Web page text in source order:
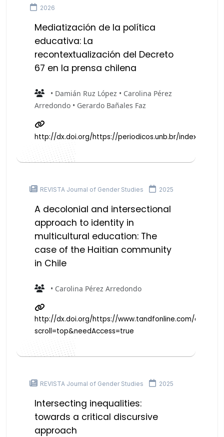
2026
Mediatización de la política
educativa: La
recontextualización del Decreto
67 en la prensa chilena
• Damián Ruz López • Carolina Pérez
Arredondo • Gerardo Bañales Faz
http://dx.doi.org/https://periodicos.unb.br/index.php/
REVISTA Journal of Gender Studies 2025
A decolonial and intersectional
approach to identity in
multicultural education: The
case of the Haitian community
in Chile
• Carolina Pérez Arredondo
http://dx.doi.org/https://www.tandfonline.com/doi/full/
scroll=top&needAccess=true
REVISTA Journal of Gender Studies 2025
Intersecting inequalities:
towards a critical discursive
approach